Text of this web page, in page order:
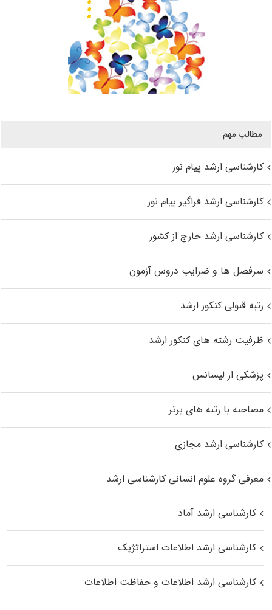
مطالب مهم
کارشناسی ارشد پیام نور
کارشناسی ارشد فراگیر پیام نور
کارشناسی ارشد خارج از کشور
سرفصل ها و ضرایب دروس آزمون
رتبه قبولی کنکور ارشد
ظرفیت رشته های کنکور ارشد
پزشکی از لیسانس
مصاحبه با رتبه های برتر
کارشناسی ارشد مجازی
معرفی گروه علوم انسانی کارشناسی ارشد
کارشناسی ارشد آماد
کارشناسی ارشد اطلاعات استراتژیک
کارشناسی ارشد اطلاعات و حفاظت اطلاعات